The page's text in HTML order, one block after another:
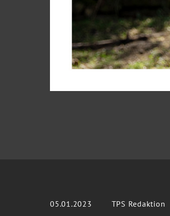
05.01.2023 TPS Redaktion